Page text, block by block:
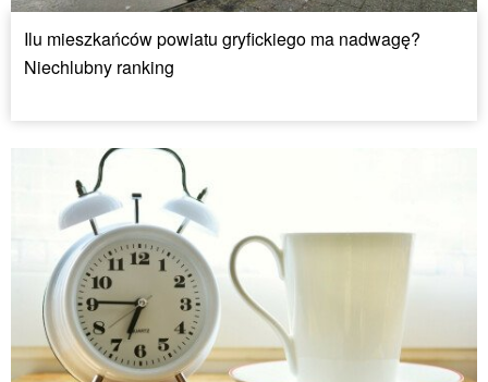
Ilu mieszkańców powiatu gryfickiego ma nadwagę?
Niechlubny ranking